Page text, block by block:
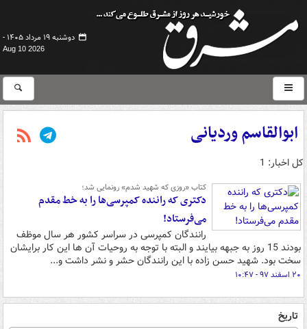
دوشنبه ۱۹ مرداد ۱۴۰۵ -
Aug 10 2026
ابوالقاسم وردیانی
کل اخبار: 1
کتاب «روزی که شهید شدم» رونمایی شد؛
دکتری که راننده کمپرسی‌ها را به خط مقدم
می‌فرستاد!
رانندگان کمپرسی در سراسر کشور هر سال موظف
بودند 15 روز به جبهه بیایند و البته با توجه به روحیات آن ها این کار برایشان
سخت بود. شهید حسن زاده با این رانندگان حشر و نشر داشت و...
۲۰ اسفند ۹۷ - ۱۰:۴۷
تاریخ